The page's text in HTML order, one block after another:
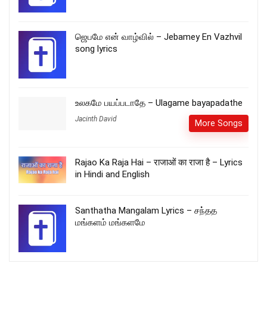
ஜெபமே என் வாழ்வில் – Jebamey En Vazhvil
song lyrics
உலகமே பயப்படாதே – Ulagame bayapadathe
Jacinth David More Songs
Rajao Ka Raja Hai – राजाओं का राजा है – Lyrics
in Hindi and English
Santhatha Mangalam Lyrics – சந்தத
மங்களம் மங்களமே